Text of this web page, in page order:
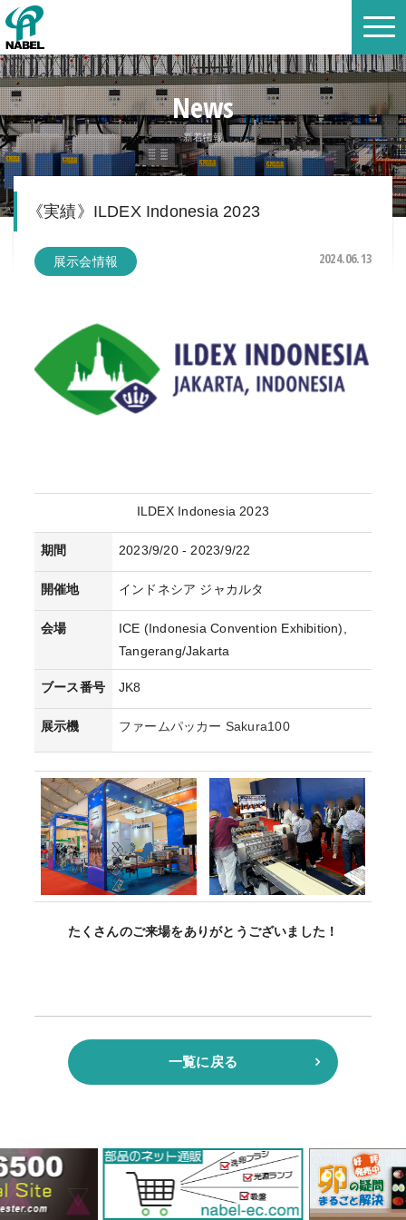
News
新着情報
《実績》ILDEX Indonesia 2023
展示会情報 2024.06.13
ILDEX Indonesia 2023
期間 2023/9/20 - 2023/9/22
開催地 インドネシア ジャカルタ
会場
ICE (Indonesia Convention Exhibition),
Tangerang/Jakarta
ブース番号 JK8
展示機 ファームパッカー Sakura100
たくさんのご来場をありがとうございました！
一覧に戻る